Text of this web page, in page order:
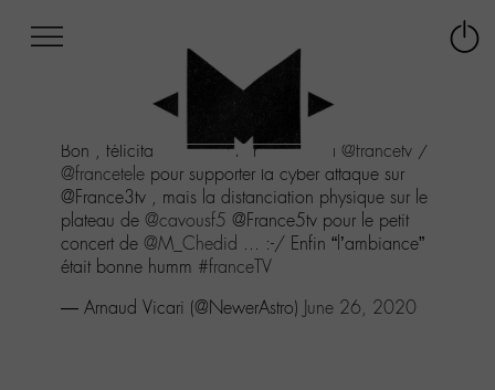
menu
Aller
contenu
Aller
Bon , félicitations (pour le moment ) à @francetv /
@francetele pour supporter la cyber attaque sur
@France3tv , mais la distanciation physique sur le
plateau de @cavousf5 @France5tv pour le petit
concert de @M_Chedid ... :-/ Enfin “l’ambiance”
était bonne humm #franceTV
— Arnaud Vicari (@NewerAstro) June 26, 2020